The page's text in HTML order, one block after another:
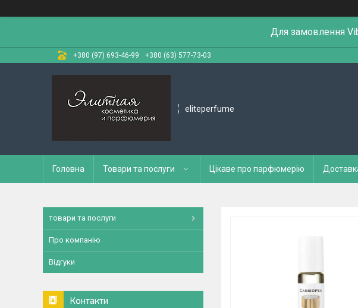
Для замовлення
+380 (97) 693-46-99 +380 (63) 577-73-03
eliteperfume
Головна Товари та послуги Цікаве про парфюмерію
товари та послуги
Про компанію
Відгуки
Контакти